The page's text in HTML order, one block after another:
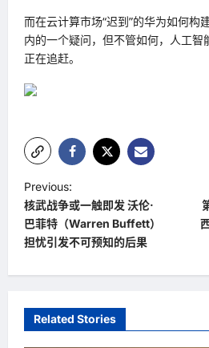
而在云计算市场“迟到”的华为如何构
内的一个疑问，但不管如何，人工
正在追赶。
P
o
s
a
v
Previous:
核武战争或一触即发 沃伦·
巴菲特（Warren Buffett）
担忧引发不可预知的后果
Related Stories